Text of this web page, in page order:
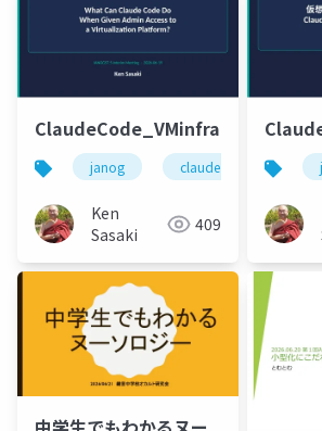
ClaudeCode_VMinfra_EN
janog claude code
Ken
Sasaki
409